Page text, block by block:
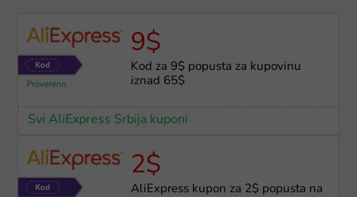
9$
Kod za 9$ popusta za kupovinu
iznad 65$
Svi AliExpress Srbija kuponi
2$
AliExpress kupon za 2$ popusta na